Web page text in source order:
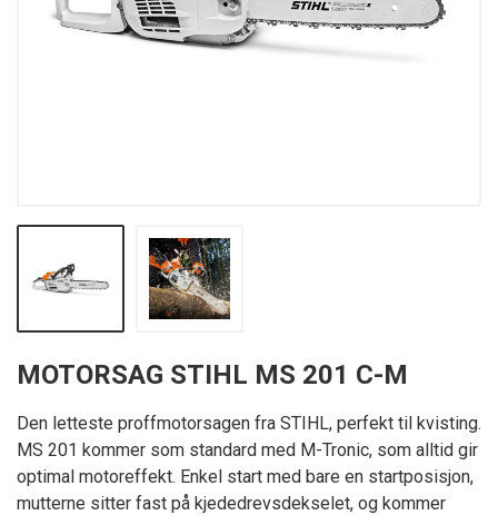
MOTORSAG STIHL MS 201 C-M
Den letteste proffmotorsagen fra STIHL, perfekt til kvisting.
MS 201 kommer som standard med M-Tronic, som alltid gir
optimal motoreffekt. Enkel start med bare en startposisjon,
mutterne sitter fast på kjededrevsdekselet, og kommer